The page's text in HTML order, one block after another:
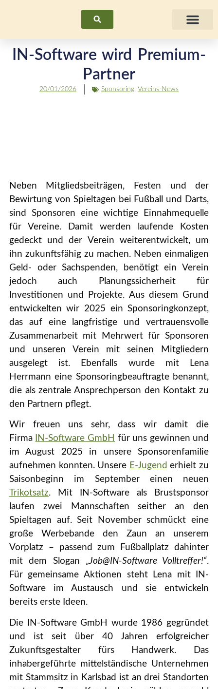
Suchen
IN-Software wird Premium-
Partner
20/01/2026 Sponsoring, Vereins-News
Neben Mitgliedsbeiträgen, Festen und der
Bewirtung von Spieltagen bei Fußball und Darts,
sind Sponsoren eine wichtige Einnahmequelle
für Vereine. Damit werden laufende Kosten
gedeckt und der Verein weiterentwickelt, um
ihn zukunftsfähig zu machen. Neben einmaligen
Geld- oder Sachspenden, benötigt ein Verein
jedoch auch Planungssicherheit für
Investitionen und Projekte. Aus diesem Grund
entwickelten wir 2025 ein Sponsoringkonzept,
das auf eine langfristige und vertrauensvolle
Zusammenarbeit mit Mehrwert für Sponsoren
und unseren Verein mit seinen Mitgliedern
ausgelegt ist. Ebenfalls wurde mit Lena
Herrmann eine Sponsoringbeauftragte benannt,
die als zentrale Ansprechperson den Kontakt zu
den Partnern pflegt.
Wir freuen uns sehr, dass wir damit die
Firma
IN-Software GmbH für uns gewinnen und
im August 2025 in unsere Sponsorenfamilie
aufnehmen konnten. Unsere E-Jugend erhielt zu
Saisonbeginn im September einen neuen
Trikotsatz. Mit IN-Software als Brustsponsor
laufen zwei Mannschaften seither an den
Spieltagen auf. Seit November schmückt eine
große Werbebande den Zaun an unserem
Vorplatz – passend zum Fußballplatz dahinter
mit dem Slogan „Job@IN-Software Volltreffer!“.
Für gemeinsame Aktionen steht Lena mit IN-
Software im Austausch und sie entwickeln
bereits erste Ideen.
Die IN-Software GmbH wurde 1986 gegründet
und ist seit über 40 Jahren erfolgreicher
Zukunftsgestalter fürs Handwerk. Das
inhabergeführte mittelständische Unternehmen
mit Stammsitz in Karlsbad ist an drei Standorten